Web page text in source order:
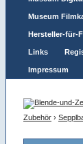
Museum
Hersteller-für-
Links
Impressum
Zubehör ›